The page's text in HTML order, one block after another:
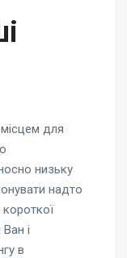
для
низьку
надто
і
в